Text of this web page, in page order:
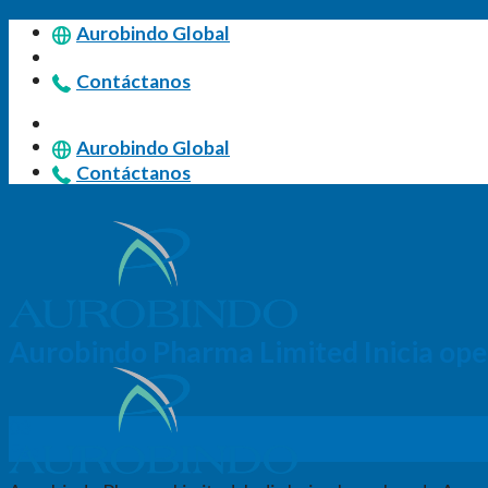
Skip
content
Aurobindo Global
Contáctanos
Aurobindo Global
Contáctanos